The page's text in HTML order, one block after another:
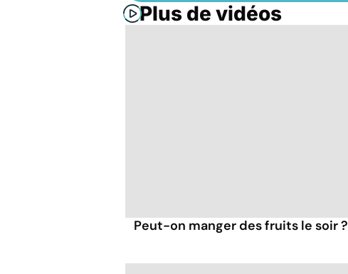
Plus de vidéos
Peut-on manger des fruits le soir ?